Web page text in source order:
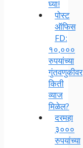
घ्या!
पोस्ट
ऑफिस
FD:
१०,०००
रुपयांच्या
गुंतवणुकीवर
किती
व्याज
मिळेल?
दरमहा
३०००
रुपयांच्या